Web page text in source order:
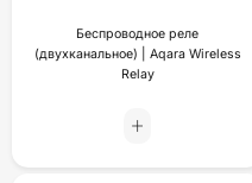
Беспроводное реле
(двухканальное) | Aqara Wireless
Relay